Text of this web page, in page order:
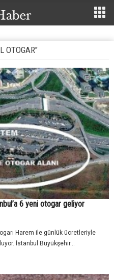
OTOGAR"
6 yeni otogar geliyor
Harem ile günlük ücretleriyle
İstanbul Büyükşehir...